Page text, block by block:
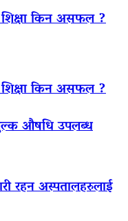
शिक्षा किन असफल ?
शिक्षा किन असफल ?
औषधि उपलब्ध
रहन अस्पतालहरुलाई